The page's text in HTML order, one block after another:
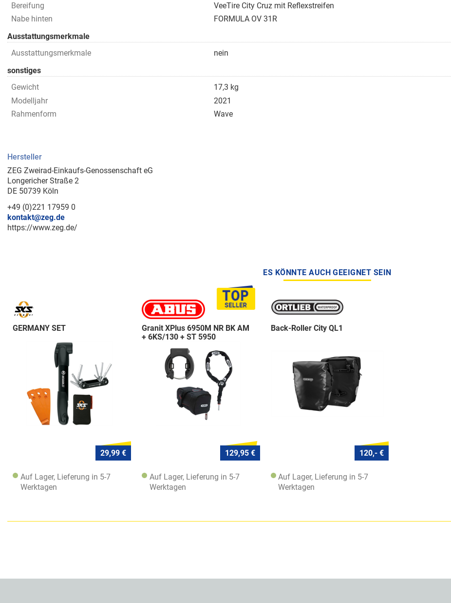
Bereifung
VeeTire City Cruz mit Reflexstreifen
Nabe hinten
FORMULA OV 31R
Ausstattungsmerkmale
Ausstattungsmerkmale
nein
sonstiges
Gewicht
17,3 kg
Modelljahr
2021
Rahmenform
Wave
Hersteller
ZEG Zweirad-Einkaufs-Genossenschaft eG
Longericher Straße 2
DE 50739 Köln
+49 (0)221 17959 0
kontakt@zeg.de
https://www.zeg.de/
ES KÖNNTE AUCH GEEIGNET SEIN
GERMANY SET
29,99 €
Auf Lager, Lieferung in 5-7
Werktagen
Granit XPlus 6950M NR BK AM
+ 6KS/130 + ST 5950
129,95 €
Auf Lager, Lieferung in 5-7
Werktagen
Back-Roller City QL1
120,- €
Auf Lager, Lieferung in 5-7
Werktagen